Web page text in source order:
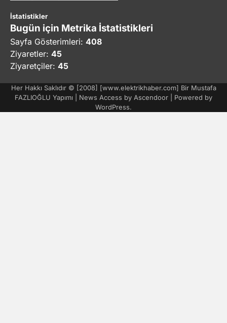
İstatistikler
Bugün için Metrika İstatistikleri
Sayfa Gösterimleri: 408
Ziyaretler: 45
Ziyaretçiler: 45
Her Hakkı Saklıdır © [2008] [www.elektrikhaber.com] Bir Mustafa
FAZLIOĞLU Yapımı | News Access by Ascendoor | Powered by
WordPress.